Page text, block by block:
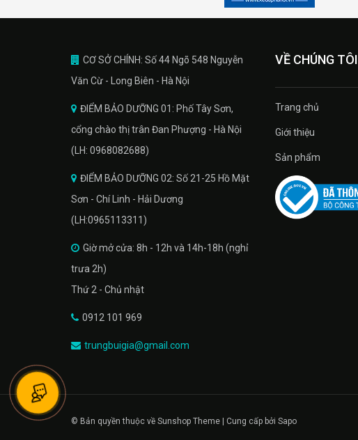
CƠ SỞ CHÍNH: Số 44 Ngõ 548 Nguyễn
Văn Cừ - Long Biên - Hà Nội
ĐIỂM BẢO DƯỠNG 01: Phố Tây Sơn,
cổng chào thị trân Đan Phượng - Hà Nội
(LH: 0968082688)
ĐIỂM BẢO DƯỠNG 02: Số 21-25 Hồ Mặt
Sơn - Chí Linh - Hải Dương
(LH:0965113311)
Giờ mở cửa: 8h - 12h và 14h-18h (nghỉ
trưa 2h)
Thứ 2 - Chủ nhật
0912 101 969
trungbuigia@gmail.com
VỀ CHÚNG TÔI
Trang chủ
Giới thiệu
Sản phẩm
© Bản quyền thuộc về Sunshop Theme | Cung cấp bởi Sapo